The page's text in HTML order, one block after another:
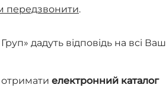
передзвонити.
дадуть відповідь на всі
електронний каталог